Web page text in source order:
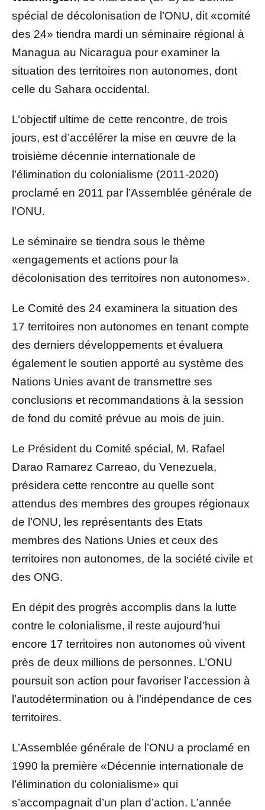
spécial de décolonisation de l’ONU, dit «comité
des 24» tiendra mardi un séminaire régional à
Managua au Nicaragua pour examiner la
situation des territoires non autonomes, dont
celle du Sahara occidental.
L’objectif ultime de cette rencontre, de trois
jours, est d’accélérer la mise en œuvre de la
troisième décennie internationale de
l’élimination du colonialisme (2011-2020)
proclamé en 2011 par l’Assemblée générale de
l’ONU.
Le séminaire se tiendra sous le thème
«engagements et actions pour la
décolonisation des territoires non autonomes».
Le Comité des 24 examinera la situation des
17 territoires non autonomes en tenant compte
des derniers développements et évaluera
également le soutien apporté au système des
Nations Unies avant de transmettre ses
conclusions et recommandations à la session
de fond du comité prévue au mois de juin.
Le Président du Comité spécial, M. Rafael
Darao Ramarez Carreao, du Venezuela,
présidera cette rencontre au quelle sont
attendus des membres des groupes régionaux
de l’ONU, les représentants des Etats
membres des Nations Unies et ceux des
territoires non autonomes, de la société civile et
des ONG.
En dépit des progrès accomplis dans la lutte
contre le colonialisme, il reste aujourd’hui
encore 17 territoires non autonomes où vivent
près de deux millions de personnes. L’ONU
poursuit son action pour favoriser l’accession à
l’autodétermination ou à l’indépendance de ces
territoires.
L’Assemblée générale de l’ONU a proclamé en
1990 la première «Décennie internationale de
l’élimination du colonialisme» qui
s’accompagnait d’un plan d’action. L’année